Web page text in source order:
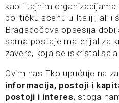
kao i tajnim
političku scenu u Italiji, ali i
Bragadočova opsesija
sama postaje materijal za
zavere, koja se
Ovim nas Eko upućuje na
informacija, postoji i
postoji i interes, stoga